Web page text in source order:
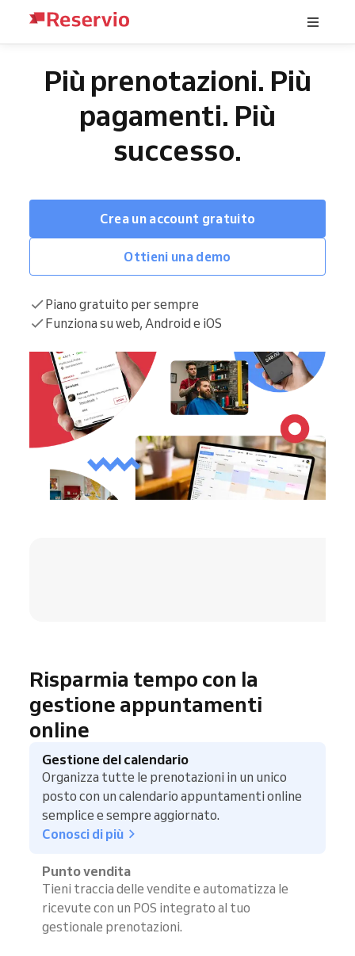
Più prenotazioni. Più
pagamenti. Più
successo.
Crea un account gratuito
Ottieni una demo
Piano gratuito per sempre
Funziona su web, Android e iOS
Risparmia tempo con la
gestione appuntamenti
online
Gestione del calendario
Organizza tutte le prenotazioni in un unico
posto con un calendario appuntamenti online
semplice e sempre aggiornato.
Conosci di più
Punto vendita
Tieni traccia delle vendite e automatizza le
ricevute con un POS integrato al tuo
gestionale prenotazioni.